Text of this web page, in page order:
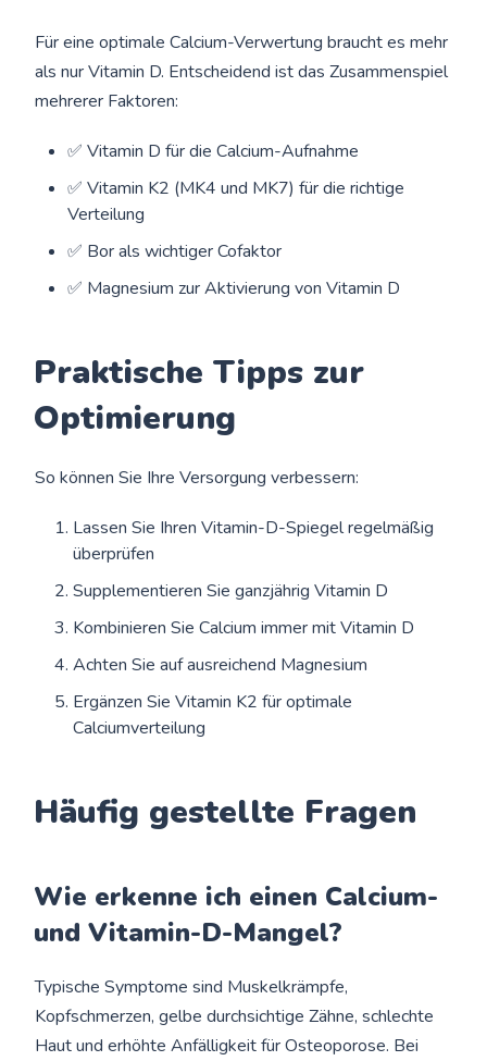
Für eine optimale Calcium-Verwertung braucht es mehr
als nur Vitamin D. Entscheidend ist das Zusammenspiel
mehrerer Faktoren:
✅ Vitamin D für die Calcium-Aufnahme
✅ Vitamin K2 (MK4 und MK7) für die richtige
Verteilung
✅ Bor als wichtiger Cofaktor
✅ Magnesium zur Aktivierung von Vitamin D
Praktische Tipps zur
Optimierung
So können Sie Ihre Versorgung verbessern:
Lassen Sie Ihren Vitamin-D-Spiegel regelmäßig
überprüfen
Supplementieren Sie ganzjährig Vitamin D
Kombinieren Sie Calcium immer mit Vitamin D
Achten Sie auf ausreichend Magnesium
Ergänzen Sie Vitamin K2 für optimale
Calciumverteilung
Häufig gestellte Fragen
Wie erkenne ich einen Calcium-
und Vitamin-D-Mangel?
Typische Symptome sind Muskelkrämpfe,
Kopfschmerzen, gelbe durchsichtige Zähne, schlechte
Haut und erhöhte Anfälligkeit für Osteoporose. Bei